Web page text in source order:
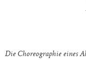
Die Choreographie eines